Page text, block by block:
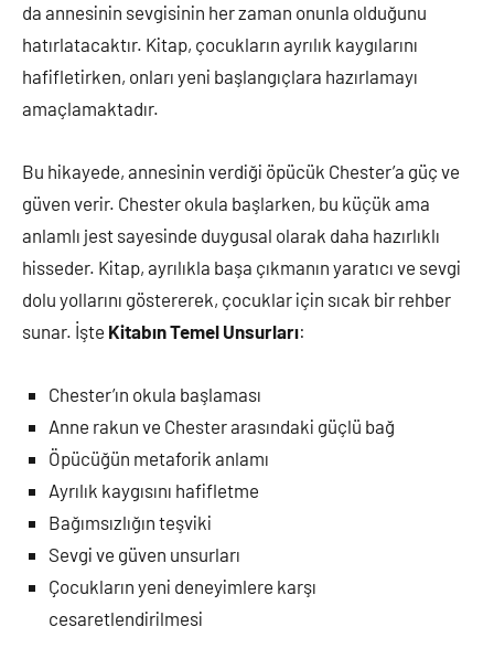
da annesinin sevgisinin her zaman onunla olduğunu
hatırlatacaktır. Kitap, çocukların ayrılık kaygılarını
hafifletirken, onları yeni başlangıçlara hazırlamayı
amaçlamaktadır.
Bu hikayede, annesinin verdiği öpücük Chester’a güç ve
güven verir. Chester okula başlarken, bu küçük ama
anlamlı jest sayesinde duygusal olarak daha hazırlıklı
hisseder. Kitap, ayrılıkla başa çıkmanın yaratıcı ve sevgi
dolu yollarını göstererek, çocuklar için sıcak bir rehber
sunar. İşte Kitabın Temel Unsurları:
Chester’ın okula başlaması
Anne rakun ve Chester arasındaki güçlü bağ
Öpücüğün metaforik anlamı
Ayrılık kaygısını hafifletme
Bağımsızlığın teşviki
Sevgi ve güven unsurları
Çocukların yeni deneyimlere karşı
cesaretlendirilmesi